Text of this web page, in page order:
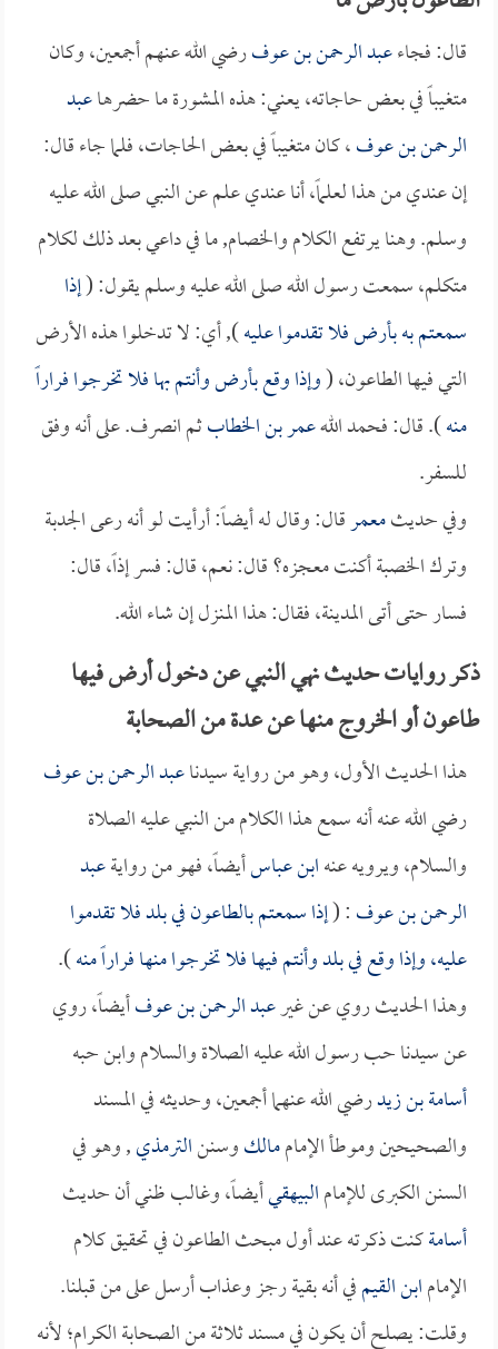
قال: فجاءعبد الرحمن بن عوفرضي الله عنهم أجمعين، وكان
متغيباً في بعض حاجاته، يعني: هذه المشورة ما حضرهاعبد
الرحمن بن عوف، كان متغيباً في بعض الحاجات، فلما جاء قال:
إن عندي من هذا لعلماً، أنا عندي علم عن النبي صلى الله عليه
وسلم. وهنا يرتفع الكلام والخصام, ما في داعي بعد ذلك لكلام
متكلم، سمعت رسول الله صلى الله عليه وسلم يقول: (إذا
سمعتم به بأرض فلا تقدموا عليه), أي: لا تدخلوا هذه الأرض
التي فيها الطاعون، (وإذا وقع بأرض وأنتم بها فلا تخرجوا فراراً
منه). قال: فحمد اللهعمر بن الخطابثم انصرف. على أنه وفق
للسفر.
وفي حديثمعمرقال: وقال له أيضاً: أرأيت لو أنه رعى الجدبة
وترك الخصبة أكنت معجزه؟ قال: نعم، قال: فسر إذاً، قال:
فسار حتى أتى المدينة، فقال: هذا المنزل إن شاء الله.
ذكر روايات حديث نهي النبي عن دخول أرض فيها
طاعون أو الخروج منها عن عدة من الصحابة
هذا الحديث الأول، وهو من رواية سيدناعبد الرحمن بن عوف
رضي الله عنه أنه سمع هذا الكلام من النبي عليه الصلاة
والسلام، ويرويه عنهابن عباسأيضاً، فهو من روايةعبد
الرحمن بن عوف: (إذا سمعتم بالطاعون في بلد فلا تقدموا
عليه، وإذا وقع في بلد وأنتم فيها فلا تخرجوا منها فراراً منه).
وهذا الحديث روي عن غيرعبد الرحمن بن عوفأيضاً، روي
عن سيدنا حب رسول الله عليه الصلاة والسلام وابن حبه
أسامة بن زيدرضي الله عنهما أجمعين، وحديثه في المسند
والصحيحين وموطأ الإماممالكوسننالترمذي, وهو في
السنن الكبرى للإمامالبيهقيأيضاً، وغالب ظني أن حديث
أسامةكنت ذكرته عند أول مبحث الطاعون في تحقيق كلام
الإمامابن القيمفي أنه بقية رجز وعذاب أرسل على من قبلنا.
وقلت: يصلح أن يكون في مسند ثلاثة من الصحابة الكرام؛ لأنه